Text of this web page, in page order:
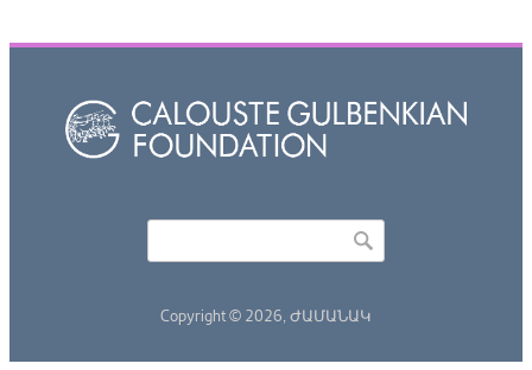
Copyright © 2026, ԺԱՄԱՆԱԿ